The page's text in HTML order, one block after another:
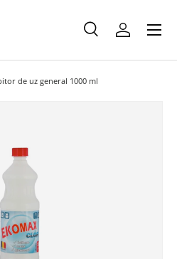
Caută
Meniu
de uz general 1000 ml